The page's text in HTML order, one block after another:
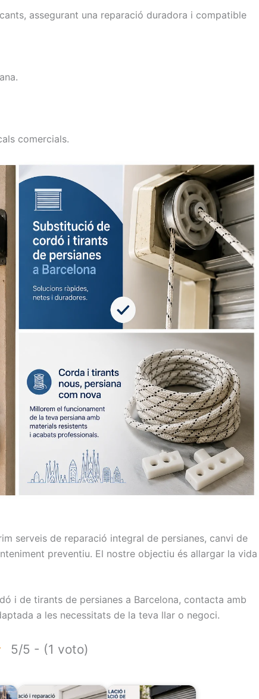
assegurant una reparació duradora i compatible
comercials.
serveis de reparació integral de persianes, canvi de
preventiu. El nostre objectiu és allargar la vida
i de tirants de persianes a Barcelona, contacta amb
a les necessitats de la teva llar o negoci.
5/5 - (1 voto)